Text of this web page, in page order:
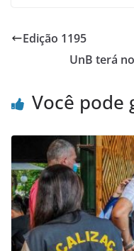
Edição 1195
UnB terá
Você pode